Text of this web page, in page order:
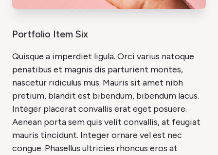
Portfolio Item Six
Quisque a imperdiet ligula. Orci varius natoque
penatibus et magnis dis parturient montes,
nascetur ridiculus mus. Mauris sit amet nibh
pretium, blandit est bibendum, bibendum lacus.
Integer placerat convallis erat eget posuere.
Aenean porta sem quis velit convallis, at feugiat
mauris tincidunt. Integer ornare vel est nec
congue. Phasellus ultricies rhoncus eros at